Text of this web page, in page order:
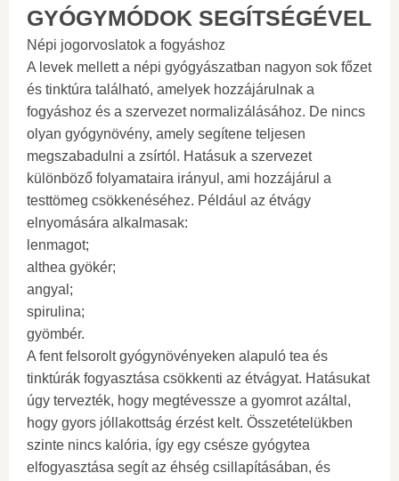
GYÓGYMÓDOK SEGÍTSÉGÉVEL
Népi jogorvoslatok a fogyáshoz
A levek mellett a népi gyógyászatban nagyon sok főzet
és tinktúra található, amelyek hozzájárulnak a
fogyáshoz és a szervezet normalizálásához. De nincs
olyan gyógynövény, amely segítene teljesen
megszabadulni a zsírtól. Hatásuk a szervezet
különböző folyamataira irányul, ami hozzájárul a
testtömeg csökkenéséhez. Például az étvágy
elnyomására alkalmasak:
lenmagot;
althea gyökér;
angyal;
spirulina;
gyömbér.
A fent felsorolt ​​gyógynövényeken alapuló tea és
tinktúrák fogyasztása csökkenti az étvágyat. Hatásukat
úgy tervezték, hogy megtévessze a gyomrot azáltal,
hogy gyors jóllakottság érzést kelt. Összetételükben
szinte nincs kalória, így egy csésze gyógytea
elfogyasztása segít az éhség csillapításában, és